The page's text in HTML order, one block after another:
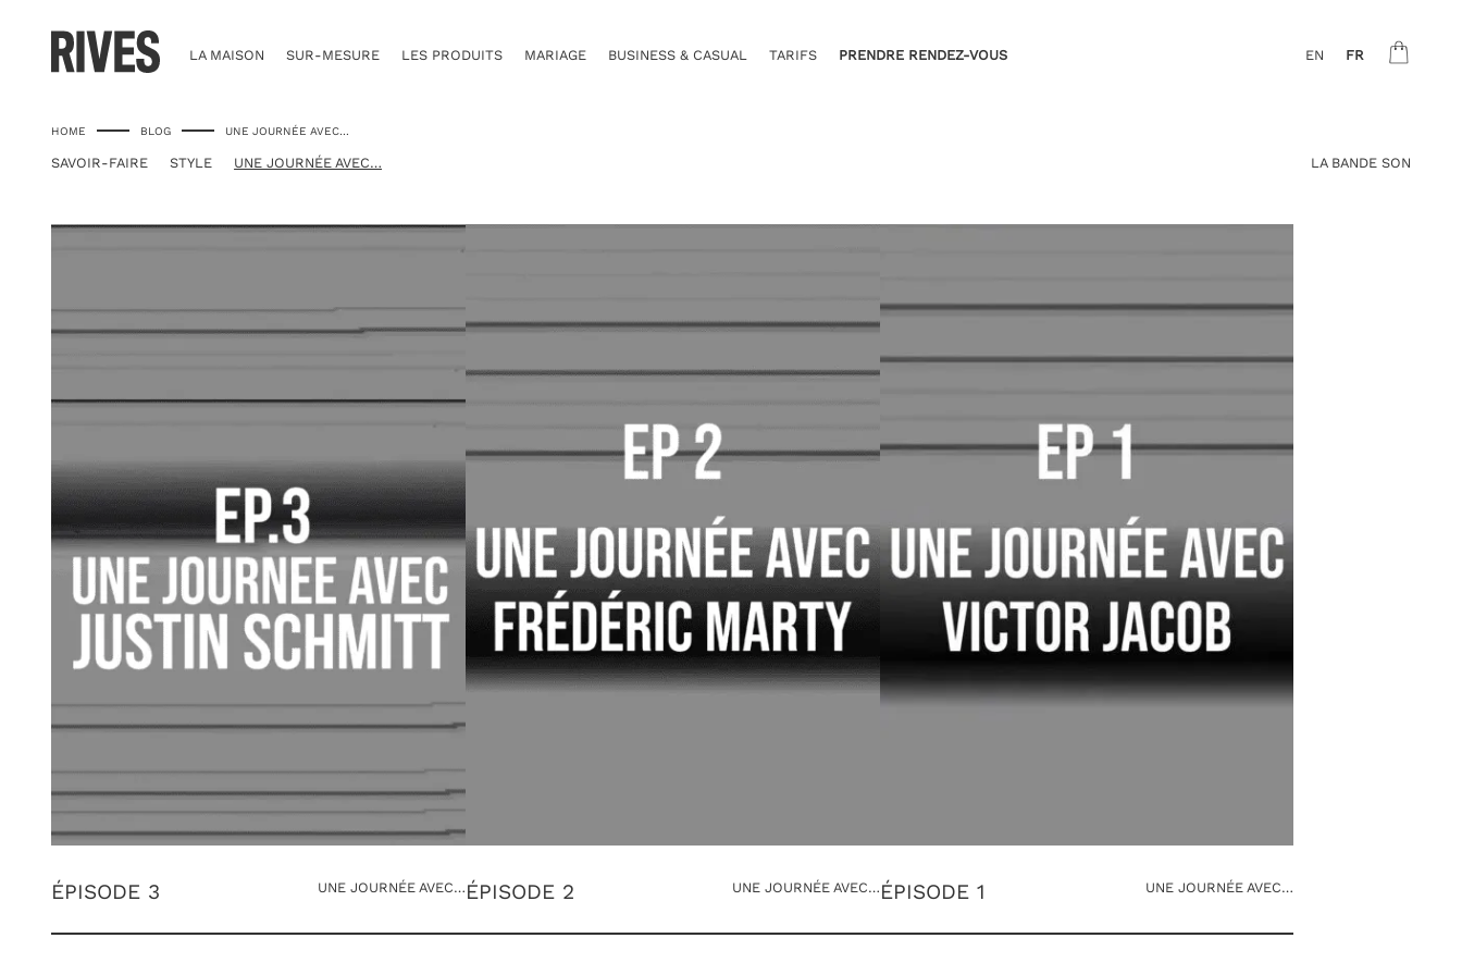
LA MAISON SUR-MESURE LES PRODUITS MARIAGE BUSINESS & CASUAL TARIFS PRENDRE RENDEZ-VOUS EN FR
HOME BLOG UNE JOURNÉE AVEC…
SAVOIR-FAIRE STYLE UNE JOURNÉE AVEC… LA BANDE SON
ÉPISODE 3 UNE JOURNÉE AVEC… ÉPISODE 2 UNE JOURNÉE AVEC… ÉPISODE 1 UNE JOURNÉE AVEC…